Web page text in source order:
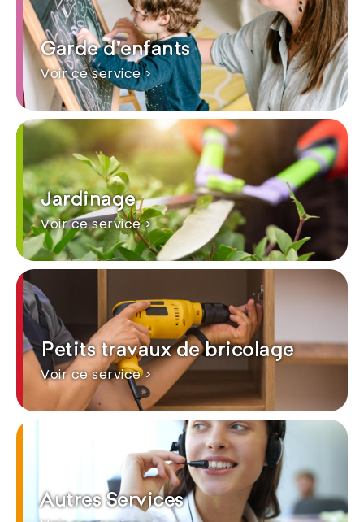
Garde d'enfants
Voir ce service >
Jardinage
Voir ce service >
Petits travaux de bricolage
Voir ce service >
Autres Services